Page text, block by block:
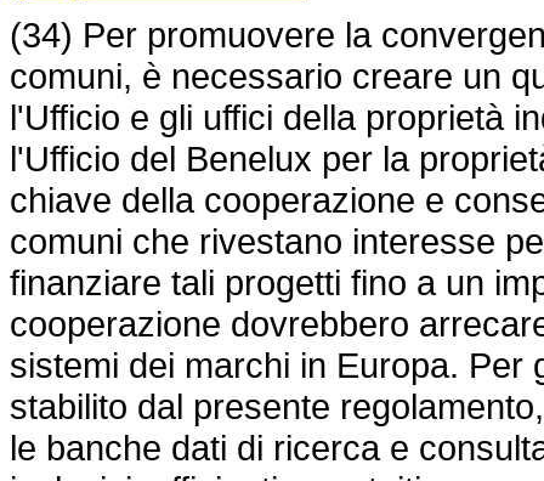
(34) Per promuovere la
comuni, è necessario creare un
l'Ufficio e gli uffici della proprietà
l'Ufficio del Benelux per la
chiave della cooperazione e
comuni che rivestano interesse
finanziare tali progetti fino a un
cooperazione dovrebbero
sistemi dei marchi in Europa. Per
stabilito dal presente
le banche dati di ricerca e